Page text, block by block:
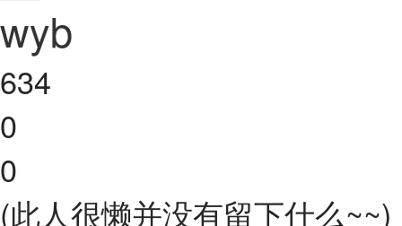
wyb
634
0
0
(此人很懒并没有留下什么~~)